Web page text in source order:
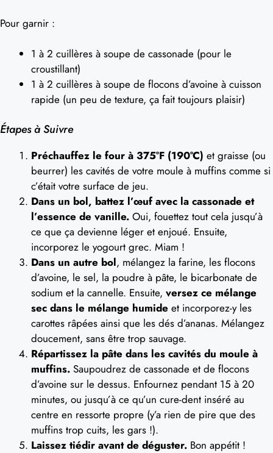
Pour garnir :
1 à 2 cuillères à soupe de cassonade (pour le
croustillant)
1 à 2 cuillères à soupe de flocons d’avoine à cuisson
rapide (un peu de texture, ça fait toujours plaisir)
Étapes à Suivre
Préchauffez le four à 375°F (190°C) et graisse (ou
beurrer) les cavités de votre moule à muffins comme si
c’était votre surface de jeu.
Dans un bol, battez l’œuf avec la cassonade et
l’essence de vanille. Oui, fouettez tout cela jusqu’à
ce que ça devienne léger et enjoué. Ensuite,
incorporez le yogourt grec. Miam !
Dans un autre bol, mélangez la farine, les flocons
d’avoine, le sel, la poudre à pâte, le bicarbonate de
sodium et la cannelle. Ensuite, versez ce mélange
sec dans le mélange humide et incorporez-y les
carottes râpées ainsi que les dés d’ananas. Mélangez
doucement, sans être trop sauvage.
Répartissez la pâte dans les cavités du moule à
muffins. Saupoudrez de cassonade et de flocons
d’avoine sur le dessus. Enfournez pendant 15 à 20
minutes, ou jusqu’à ce qu’un cure-dent inséré au
centre en ressorte propre (y’a rien de pire que des
muffins trop cuits, les gars !).
Laissez tiédir avant de déguster. Bon appétit !